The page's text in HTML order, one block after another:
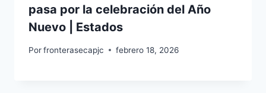
pasa por la celebración del Año
Nuevo | Estados
Porfronterasecapjc febrero 18, 2026